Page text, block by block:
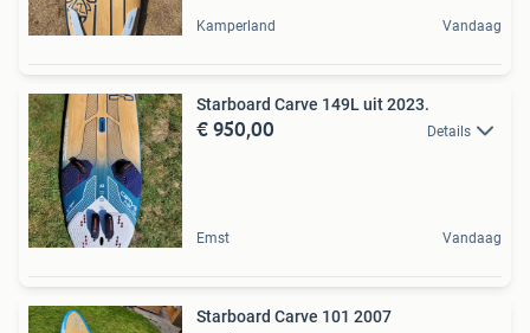
Kamperland Vandaag
Starboard Carve 149L uit 2023.
€ 950,00 Details
Emst Vandaag
Starboard Carve 101 2007